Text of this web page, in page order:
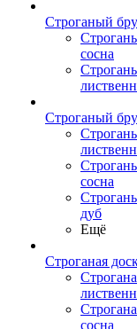
Строганый
сосна
Строганый
сосна
дуб
Ещё
Строганая
сосна